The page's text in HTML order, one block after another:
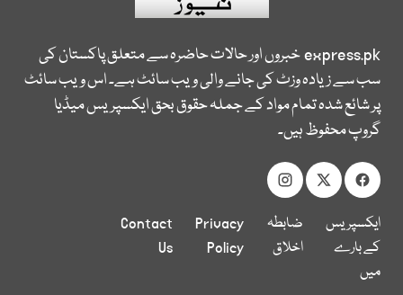
express.pkخبروں اور حالات حاضرہ سے متعلق پاکستان کی
سب سے زیادہ وزٹ کی جانے والی ویب سائٹ ہے۔ اس ویب سائٹ
پر شائع شدہ تمام مواد کے جملہ حقوق بحق ایکسپریس میڈیا
گروپ محفوظ ہیں۔
ایکسپریس
کے بارے
میں
ضابطہ
اخلاق
Privacy
Policy
Contact
Us